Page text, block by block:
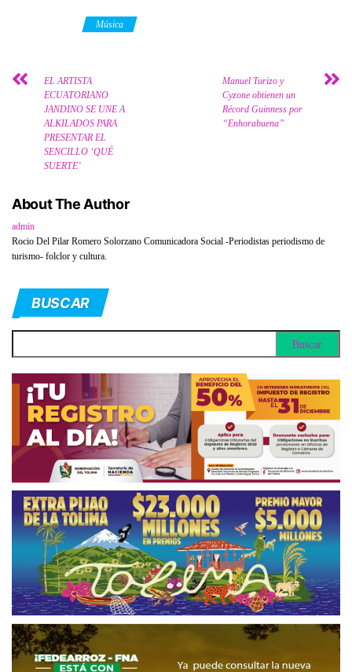
Música
EL ARTISTA
ECUATORIANO
JANDINO SE UNE A
ALKILADOS PARA
PRESENTAR EL
SENCILLO ‘QUÉ
SUERTE’
Manuel Turizo y
Cyzone obtienen un
Récord Guinness por
“Enhorabuena”
About The Author
admin
Rocio Del Pilar Romero Solorzano Comunicadora Social -Periodistas periodismo de
turismo- folclor y cultura.
BUSCAR